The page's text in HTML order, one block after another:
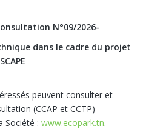
N°09/2026-
dans le cadre du projet
peuvent consulter et
(CCAP et CCTP)
Société : www.ecopark.tn.